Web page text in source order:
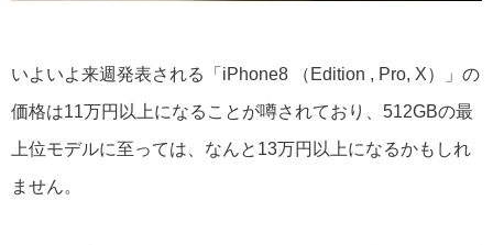
いよいよ来週発表される「iPhone8 （Edition , Pro, X）」の
価格は11万円以上になることが噂されており、512GBの最
上位モデルに至っては、なんと13万円以上になるかもしれ
ません。